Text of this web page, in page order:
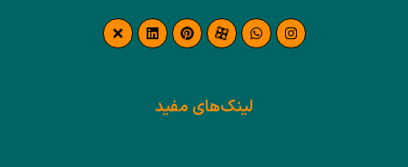
لینک‌های مفید